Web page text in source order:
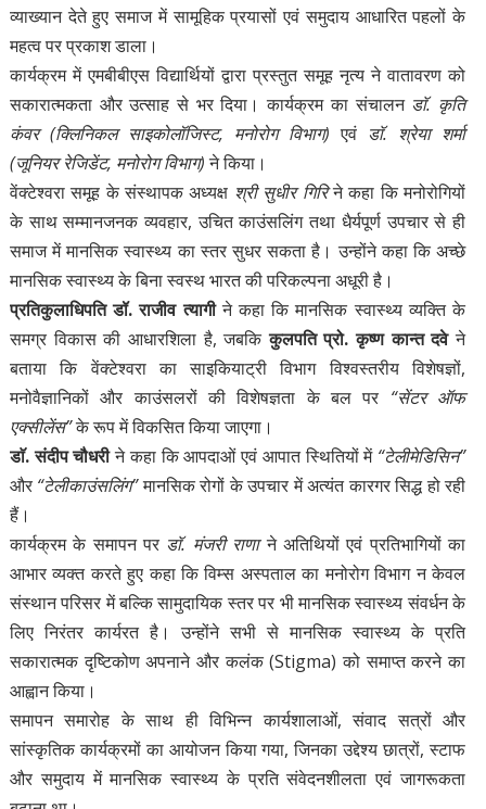
व्याख्यान देते हुए समाज में सामूहिक प्रयासों एवं समुदाय आधारित पहलों के
महत्व पर प्रकाश डाला।
कार्यक्रम में एमबीबीएस विद्यार्थियों द्वारा प्रस्तुत समूह नृत्य ने वातावरण को
सकारात्मकता और उत्साह से भर दिया। कार्यक्रम का संचालन डाॅ. कृति
कंवर (क्लिनिकल साइकोलॉजिस्ट, मनोरोग विभाग) एवं डाॅ. श्रेया शर्मा
(जूनियर रेजिडेंट, मनोरोग विभाग)ने किया।
वेंक्टेश्वरा समूह के संस्थापक अध्यक्ष श्री सुधीर गिरिने कहा कि मनोरोगियों
के साथ सम्मानजनक व्यवहार, उचित काउंसलिंग तथा धैर्यपूर्ण उपचार से ही
समाज में मानसिक स्वास्थ्य का स्तर सुधर सकता है। उन्होंने कहा कि अच्छे
मानसिक स्वास्थ्य के बिना स्वस्थ भारत की परिकल्पना अधूरी है।
प्रतिकुलाधिपति डॉ. राजीव त्यागीने कहा कि मानसिक स्वास्थ्य व्यक्ति के
समग्र विकास की आधारशिला है, जबकिकुलपति प्रो. कृष्ण कान्त दवेने
बताया कि वेंक्टेश्वरा का साइकियाट्री विभाग विश्वस्तरीय विशेषज्ञों,
मनोवैज्ञानिकों और काउंसलरों की विशेषज्ञता के बल पर “सेंटर ऑफ
एक्सीलेंस”के रूप में विकसित किया जाएगा।
डाॅ. संदीप चौधरीने कहा कि आपदाओं एवं आपात स्थितियों में “टेलीमेडिसिन”
और “टेलीकाउंसलिंग”मानसिक रोगों के उपचार में अत्यंत कारगर सिद्ध हो रही
हैं।
कार्यक्रम के समापन पर डाॅ. मंजरी राणाने अतिथियों एवं प्रतिभागियों का
आभार व्यक्त करते हुए कहा कि विम्स अस्पताल का मनोरोग विभाग न केवल
संस्थान परिसर में बल्कि सामुदायिक स्तर पर भी मानसिक स्वास्थ्य संवर्धन के
लिए निरंतर कार्यरत है। उन्होंने सभी से मानसिक स्वास्थ्य के प्रति
सकारात्मक दृष्टिकोण अपनाने और कलंक (Stigma) को समाप्त करने का
आह्वान किया।
समापन समारोह के साथ ही विभिन्न कार्यशालाओं, संवाद सत्रों और
सांस्कृतिक कार्यक्रमों का आयोजन किया गया, जिनका उद्देश्य छात्रों, स्टाफ
और समुदाय में मानसिक स्वास्थ्य के प्रति संवेदनशीलता एवं जागरूकता